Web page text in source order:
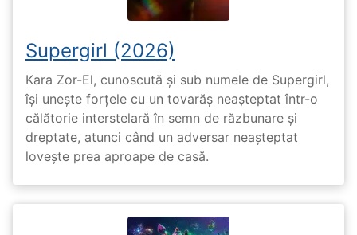
Supergirl (2026)
Kara Zor-El, cunoscută și sub numele de Supergirl,
își unește forțele cu un tovarăș neașteptat într-o
călătorie interstelară în semn de răzbunare și
dreptate, atunci când un adversar neașteptat
lovește prea aproape de casă.